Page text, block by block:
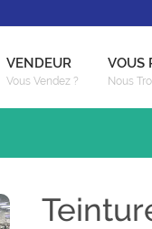
VENDEUR
Vous Vendez ?
VOUS
Nous